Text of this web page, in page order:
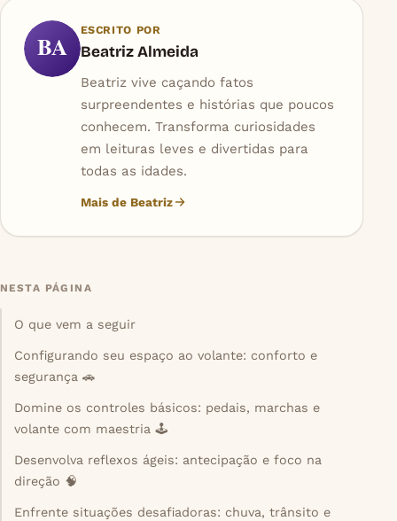
BA
ESCRITO POR
Beatriz Almeida
Beatriz vive caçando fatos
surpreendentes e histórias que poucos
conhecem. Transforma curiosidades
em leituras leves e divertidas para
todas as idades.
Mais de Beatriz
NESTA PÁGINA
O que vem a seguir
Configurando seu espaço ao volante: conforto e
segurança 🚗
Domine os controles básicos: pedais, marchas e
volante com maestria 🕹️
Desenvolva reflexos ágeis: antecipação e foco na
direção 🧠
Enfrente situações desafiadoras: chuva, trânsito e